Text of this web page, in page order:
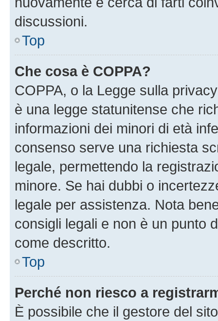
discussioni.
Top
Che cosa è COPPA?
COPPA, o la Legge sulla
è una legge statunitense che
informazioni dei minori di età
consenso serve una richiesta
legale, permettendo la
minore. Se hai dubbi o
legale per assistenza. Nota
consigli legali e non è un punto
come descritto.
Top
Perché non riesco a
È possibile che il gestore del